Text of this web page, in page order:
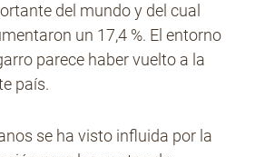
del mundo y del cual
un 17,4 %. El entorno
parece haber vuelto a la
país.
se ha visto influida por la